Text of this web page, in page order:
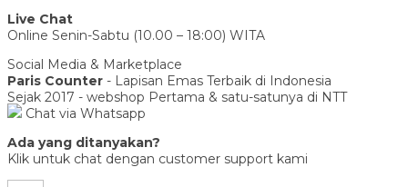
Live Chat
Online Senin-Sabtu (10.00 – 18:00) WITA
Social Media & Marketplace
Paris Counter - Lapisan Emas Terbaik di Indonesia
Sejak 2017 - webshop Pertama & satu-satunya di NTT
Chat via Whatsapp
Ada yang ditanyakan?
Klik untuk chat dengan customer support kami